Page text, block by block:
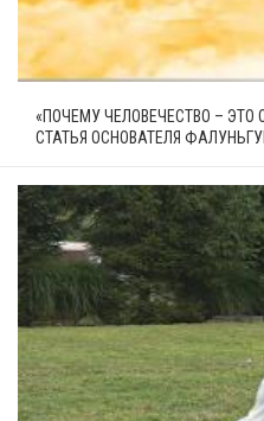
«ПОЧЕМУ ЧЕЛОВЕЧЕСТВО –
СТАТЬЯ ОСНОВАТЕЛЯ